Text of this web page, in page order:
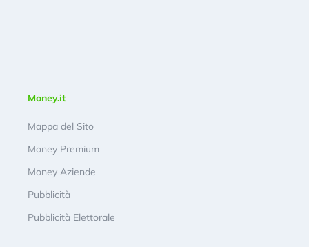
Money.it
Mappa del Sito
Money Premium
Money Aziende
Pubblicità
Pubblicità Elettorale